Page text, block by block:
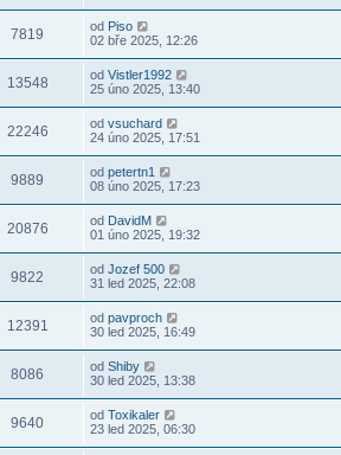
7819 od Piso
02 bře 2025, 12:26
13548 od Vistler1992
25 úno 2025, 13:40
22246 od vsuchard
24 úno 2025, 17:51
9889 od petertn1
08 úno 2025, 17:23
20876 od DavidM
01 úno 2025, 19:32
9822 od Jozef 500
31 led 2025, 22:08
12391 od pavproch
30 led 2025, 16:49
8086 od Shiby
30 led 2025, 13:38
9640 od Toxikaler
23 led 2025, 06:30